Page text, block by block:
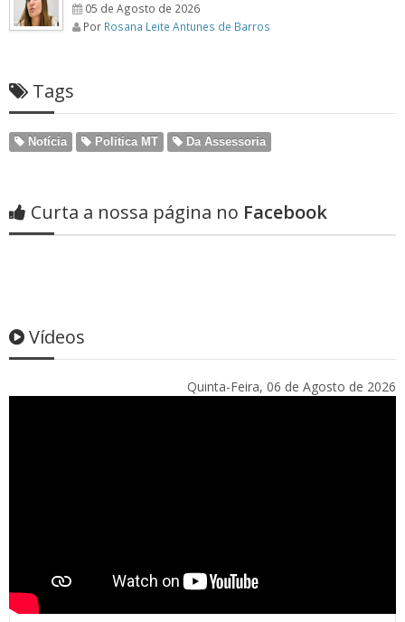
05 de Agosto de 2026
Por Rosana Leite Antunes de Barros
Tags
Notícia Politica MT Da Assessoria
Curta a nossa página no Facebook
Vídeos
Quinta-Feira, 06 de Agosto de 2026